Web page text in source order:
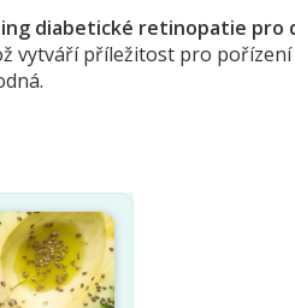
diabetické retinopatie
vytváří příležitost pro